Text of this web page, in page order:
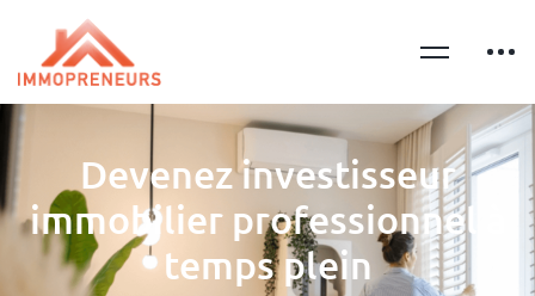
Devenez investisseur
immobilier professionnel à
temps plein